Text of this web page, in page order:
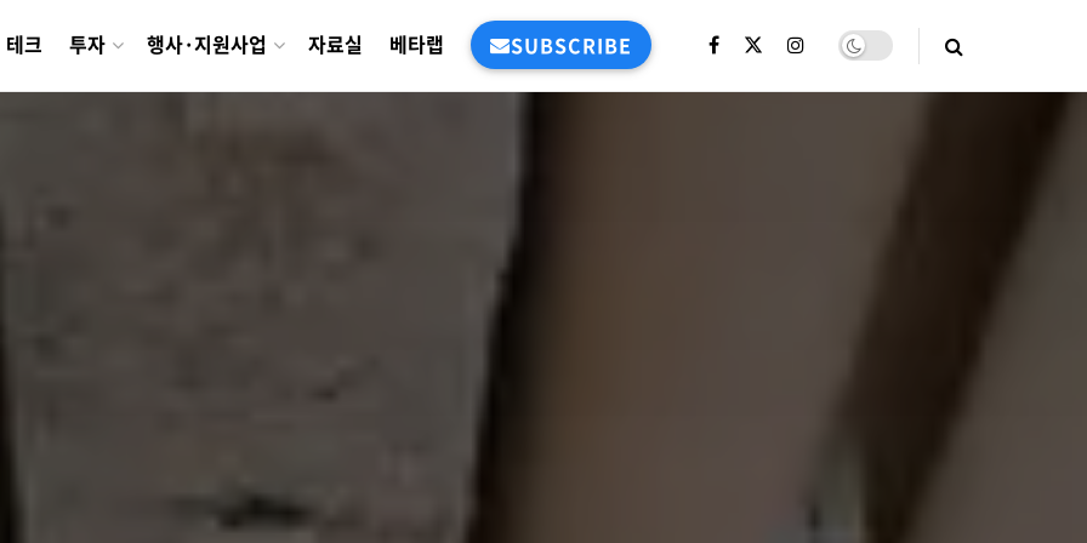
테크 투자 행사·지원사업 자료실 베타랩 SUBSCRIBE